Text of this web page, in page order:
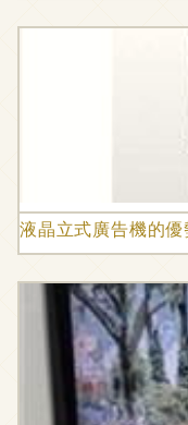
液晶立式廣告機的